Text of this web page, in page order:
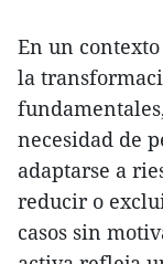
En un
la
necesidad de
adaptarse a
reducir o
casos sin